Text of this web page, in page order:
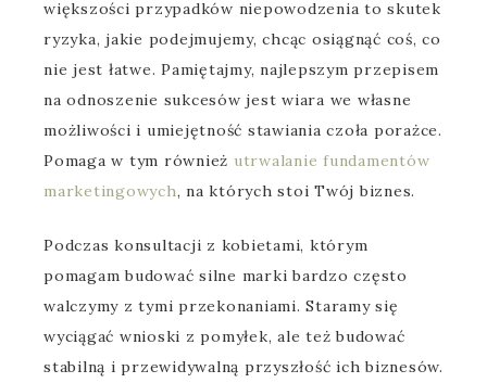
większości przypadków niepowodzenia to skutek
ryzyka, jakie podejmujemy, chcąc osiągnąć coś, co
nie jest łatwe. Pamiętajmy, najlepszym przepisem
na odnoszenie sukcesów jest wiara we własne
możliwości i umiejętność stawiania czoła porażce.
Pomaga w tym również utrwalanie fundamentów
marketingowych, na których stoi Twój biznes.
Podczas konsultacji z kobietami, którym
pomagam budować silne marki bardzo często
walczymy z tymi przekonaniami. Staramy się
wyciągać wnioski z pomyłek, ale też budować
stabilną i przewidywalną przyszłość ich biznesów.